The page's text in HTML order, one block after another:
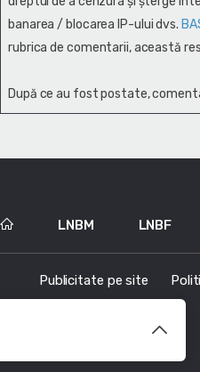
banarea / blocarea IP-ului dvs.
rubrica de comentarii, această
După ce au fost postate,
LNBM LNBF
Publicitate pe site